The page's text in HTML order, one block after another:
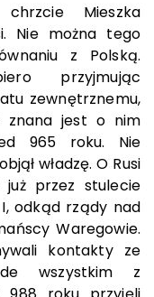
Mieszka
Nie można tego
z Polską.
przyjmując
zewnętrznemu,
znana jest o nim
965 roku. Nie
władzę. O Rusi
już przez stulecie
odkąd rządy nad
Waregowie.
kontakty ze
wszystkim z